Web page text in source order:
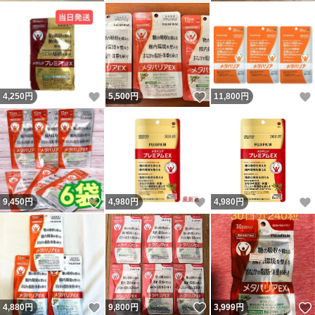
4,250 円 いいね！
5,500円 いいね！
11,800 円
9,450円 いいね！
4,980 円 いいね！
4,980 円
4,880円 いいね！
9,800円 いいね！
3,999円